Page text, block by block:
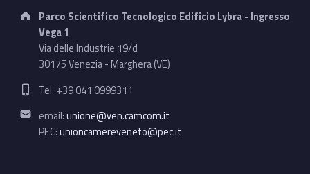
Address:
Parco Scientifico Tecnologico Edificio Lybra - Ingresso
Vega 1
Via delle Industrie 19/d
30175 Venezia - Marghera (VE)
Phone number:
Tel. +39 041 0999311
Email address:
email:unione@ven.camcom.it
PEC:unioncamereveneto@pec.it